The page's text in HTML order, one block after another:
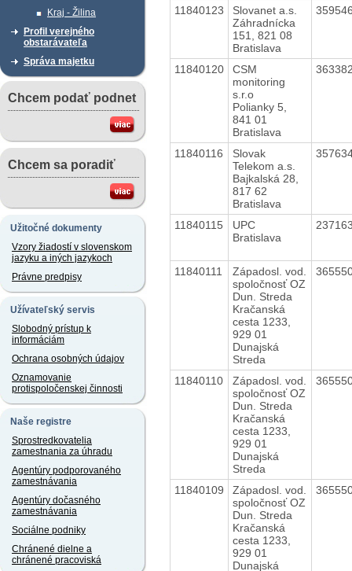
Kraj - Žilina
Profil verejného
obstarávateľa
Správa majetku
Chcem podať podnet
Chcem sa poradiť
Užitočné dokumenty
Vzory žiadostí v slovenskom
jazyku a iných jazykoch
Právne predpisy
Užívateľský servis
Slobodný prístup k
informáciám
Ochrana osobných údajov
Oznamovanie
protispoločenskej činnosti
Naše registre
Sprostredkovatelia
zamestnania za úhradu
Agentúry podporovaného
zamestnávania
Agentúry dočasného
zamestnávania
Sociálne podniky
Chránené dielne a
chránené pracoviská
11840123
Slovanet a.s.
Záhradnícka
151, 821 08
Bratislava
11840120
CSM
monitoring
s.r.o
Polianky 5,
841 01
Bratislava
11840116
Slovak
Telekom a.s.
Bajkalská 28,
817 62
Bratislava
11840115
UPC
Bratislava
11840111
Západosl. vod.
spoločnosť OZ
Dun. Streda
Kračanská
cesta 1233,
929 01
Dunajská
Streda
11840110
Západosl. vod.
spoločnosť OZ
Dun. Streda
Kračanská
cesta 1233,
929 01
Dunajská
Streda
11840109
Západosl. vod.
spoločnosť OZ
Dun. Streda
Kračanská
cesta 1233,
929 01
Dunajská